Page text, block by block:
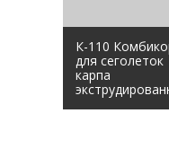
К-110
для сеголеток
карпа